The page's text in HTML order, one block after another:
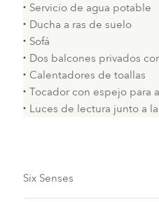
Servicio de agua potable
Ducha a ras de suelo
Sofá
Dos balcones privados
Calentadores de toallas
Tocador con espejo para
Luces de lectura junto a
Six Senses